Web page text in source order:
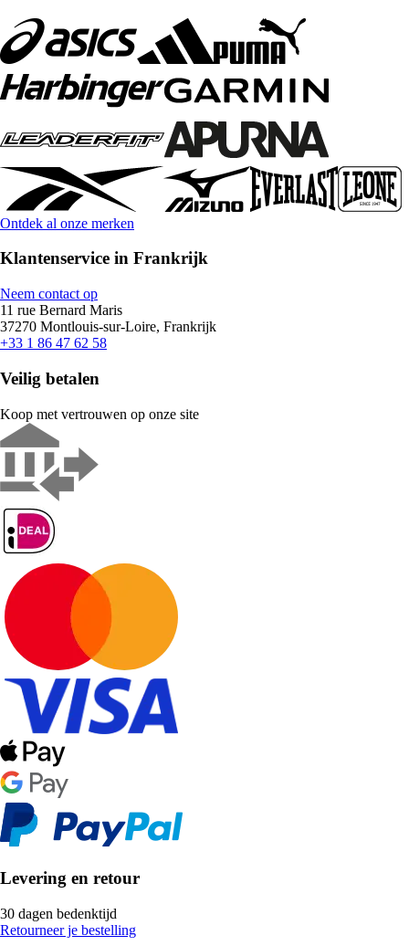
Ontdek al onze merken
Klantenservice in Frankrijk
Neem contact op
11 rue Bernard Maris
37270 Montlouis-sur-Loire, Frankrijk
+33 1 86 47 62 58
Veilig betalen
Koop met vertrouwen op onze site
Levering en retour
30 dagen bedenktijd
Retourneer je bestelling